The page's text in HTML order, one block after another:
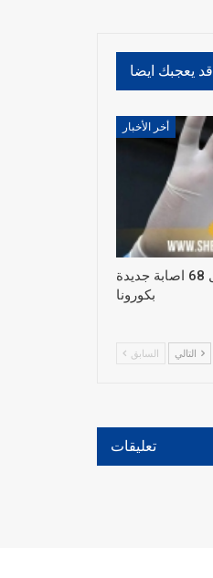
قد يعجبك ايضا
أخر الأخبار
قابس : تسجيل 68 اصابة جديدة
بكورونا
السابق
تعليقات